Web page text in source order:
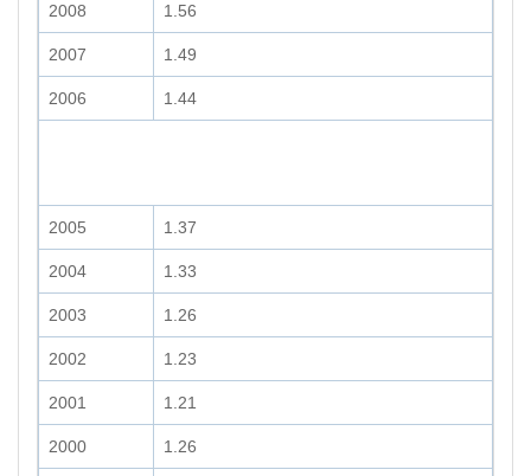
2008 1.56
2007 1.49
2006 1.44
2005 1.37
2004 1.33
2003 1.26
2002 1.23
2001 1.21
2000 1.26